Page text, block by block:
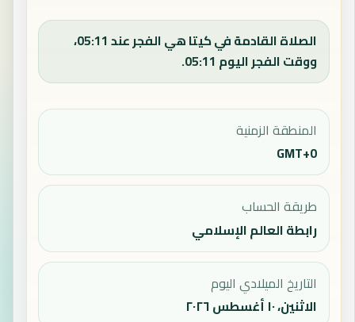
الصلاة القادمة في كيتا هي الفجر عند 05:11،
ووقت الفجر اليوم 05:11.
المنطقة الزمنية
GMT+0
طريقة الحساب
رابطة العالم الإسلامي
التاريخ الميلادي اليوم
الاثنين، ١٠ أغسطس ٢٠٢٦